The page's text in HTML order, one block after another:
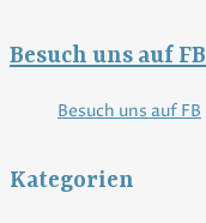
Besuch uns auf FB
Besuch uns auf FB
Kategorien